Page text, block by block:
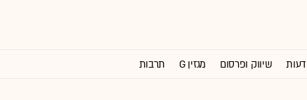
דעות שיווק ופרסום מגזין G תרבות